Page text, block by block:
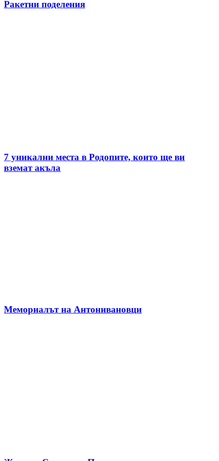
Ракетни поделения
7 уникални места в Родопите, които ще ви
вземат акъла
Мемориалът на Антонивановци